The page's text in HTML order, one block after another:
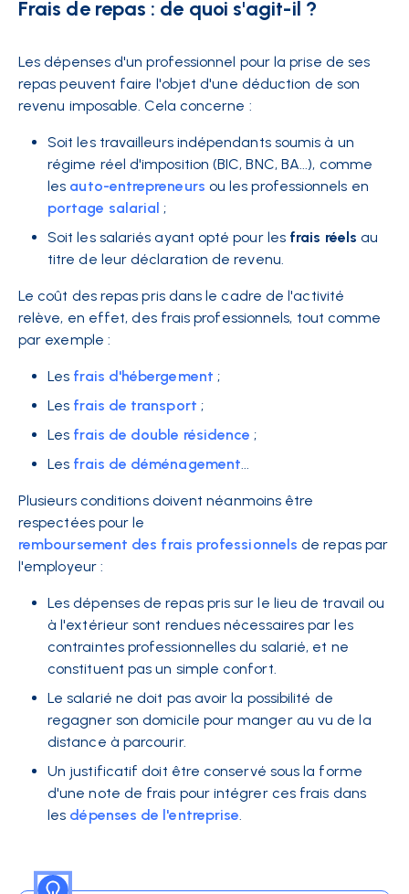
Frais de repas : de quoi s'agit-il ?
Les dépenses d'un professionnel pour la prise de ses
repas peuvent faire l'objet d'une déduction de son
revenu imposable. Cela concerne :
Soit les travailleurs indépendants soumis à un
régime réel d'imposition (BIC, BNC, BA...), comme
les auto-entrepreneurs ou les professionnels en
portage salarial;
Soit les salariés ayant opté pour les frais réels au
titre de leur déclaration de revenu.
Le coût des repas pris dans le cadre de l'activité
relève, en effet, des frais professionnels, tout comme
par exemple :
Les frais d'hébergement ;
Les frais de transport ;
Les frais de double résidence ;
Les frais de déménagement...
Plusieurs conditions doivent néanmoins être
respectées pour le
remboursement des frais professionnels de repas par
l'employeur :
Les dépenses de repas pris sur le lieu de travail ou
à l'extérieur sont rendues nécessaires par les
contraintes professionnelles du salarié, et ne
constituent pas un simple confort.
Le salarié ne doit pas avoir la possibilité de
regagner son domicile pour manger au vu de la
distance à parcourir.
Un justificatif doit être conservé sous la forme
d'une note de frais pour intégrer ces frais dans
les dépenses de l'entreprise.